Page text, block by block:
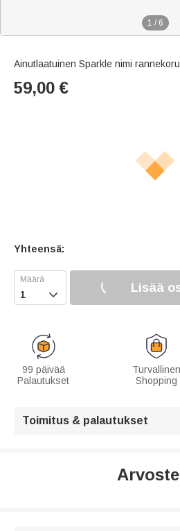
1 / 6
Ainutlaatuinen Sparkle nimi rannekoru
59,00 €
Yhteensä:
 Lisää
99 päivää
Palautukset
Turvallinen
Shopping
Toimitus & palautukset